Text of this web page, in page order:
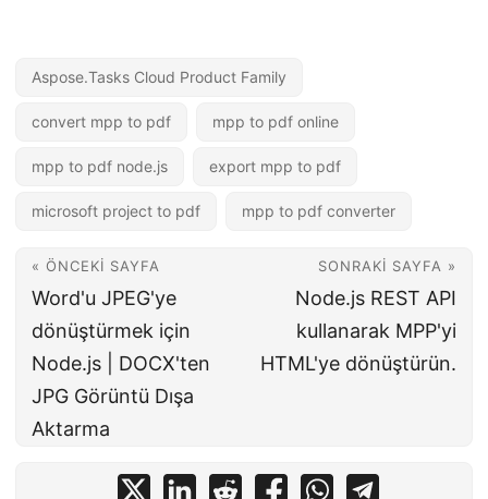
Aspose.Tasks Cloud Product Family
convert mpp to pdf mpp to pdf online
mpp to pdf node.js export mpp to pdf
microsoft project to pdf mpp to pdf converter
« ÖNCEKI SAYFA
Word'u JPEG'ye
dönüştürmek için
Node.js | DOCX'ten
JPG Görüntü Dışa
Aktarma
SONRAKI SAYFA »
Node.js REST API
kullanarak MPP'yi
HTML'ye dönüştürün.